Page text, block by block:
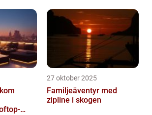
27 oktober 2025
Familjeäventyr med
zipline i skogen